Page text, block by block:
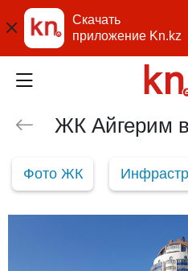
Скачать
приложение Kn.kz
ЖК Айгерим
Фото ЖК